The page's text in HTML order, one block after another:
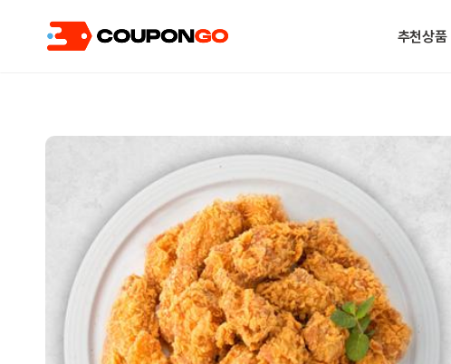
추천상품